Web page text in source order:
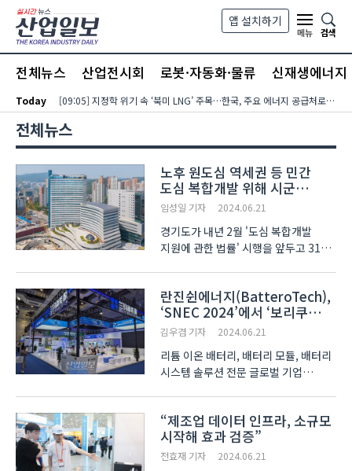
본문 바로가기
앱 설치하기
메뉴
검색
전체뉴스 산업전시회 로봇·자동화·물류 신재생에너지
Today [09:05] 지정학 위기 속 ‘북미 LNG’ 주목…한국, 주요 에너지 공급처로 확보해야
전체뉴스
노후 원도심 역세권 등 민간
도심 복합개발 위해 시군
사전협의 나서
임성일 기자 2024.06.21
경기도가 내년 2월 '도심 복합개발
지원에 관한 법률' 시행을 앞두고 31개
요청했다고 밝혔다. 해당 법률은
토지주가 조합 설립 없이 신탁업자 또는
부동산투자회사(리츠) 등 ..
란진쉰에너지(BatteroTech),
‘SNEC 2024’에서 ‘보리쿠
(博力酷)’ ESS 공개
김우겸 기자 2024.06.21
리튬 이온 배터리, 배터리 모듈, 배터리
시스템 솔루션 전문 글로벌 기업
열린 신재생 에너지 전시회 ‘SNEC
2024’에서 새로운 에너지 저장 솔루션
‘보리쿠(博力酷)’를 발표..
“제조업 데이터 인프라, 소규모
시작해 효과 검증”
전효재 기자 2024.06.21